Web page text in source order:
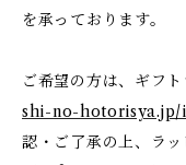
を承っております。
ご希望の方は、ギフ
shi-no-hotorisya.jp/
認・ご了承の上、ラ